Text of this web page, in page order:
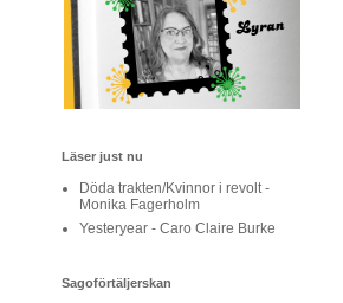
Läser just nu
Döda trakten/Kvinnor i revolt -
Monika Fagerholm
Yesteryear - Caro Claire Burke
Sagoförtäljerskan